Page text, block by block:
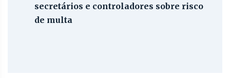
secretários e controladores sobre risco
de multa